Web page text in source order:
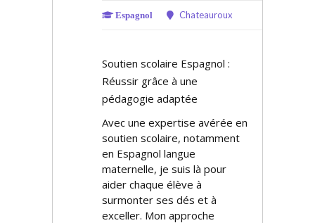
Espagnol Chateauroux
Soutien scolaire Espagnol :
Réussir grâce à une
pédagogie adaptée
Avec une expertise avérée en
soutien scolaire, notamment
en Espagnol langue
maternelle, je suis là pour
aider chaque élève à
surmonter ses défis et à
exceller. Mon approche